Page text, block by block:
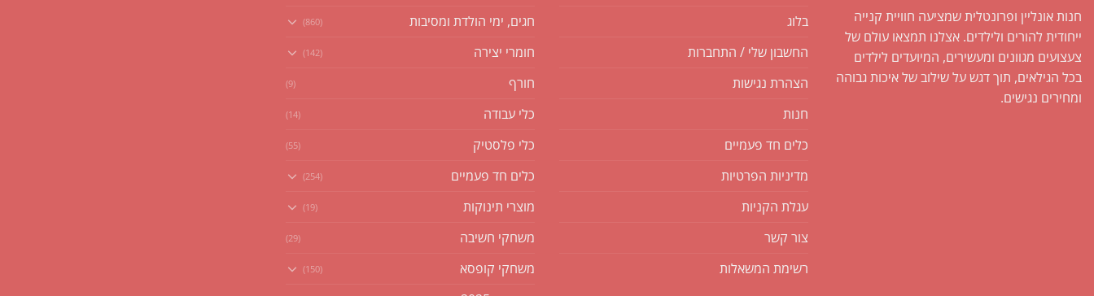
חנות אונליין ופרונטלית שמציעה חוויית קנייה
ייחודית להורים ולילדים. אצלנו תמצאו עולם של
צעצועים מגוונים ומעשירים, המיועדים לילדים
בכל הגילאים, תוך דגש על שילוב של איכות גבוהה
ומחירים נגישים.
בלוג
החשבון שלי / התחברות
הצהרת נגישות
חנות
כלים חד פעמיים
מדיניות הפרטיות
עגלת הקניות
צור קשר
רשימת המשאלות
חגים, ימי הולדת ומסיבות (860)
חומרי יצירה (142)
חורף (9)
כלי עבודה (14)
כלי פלסטיק (55)
כלים חד פעמיים (254)
מוצרי תינוקות (19)
משחקי חשיבה (29)
משחקי קופסא (150)